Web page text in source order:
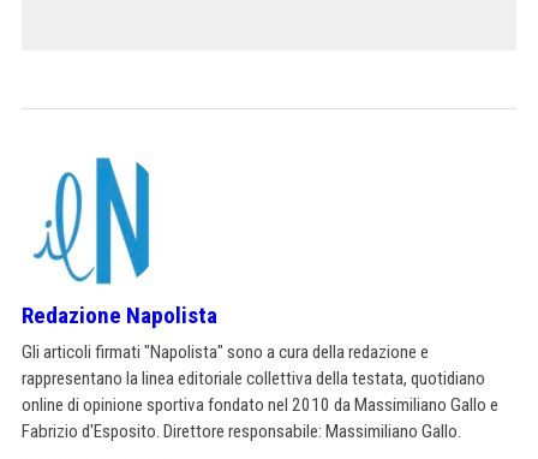
Redazione Napolista
Gli articoli firmati "Napolista" sono a cura della redazione e
rappresentano la linea editoriale collettiva della testata, quotidiano
online di opinione sportiva fondato nel 2010 da Massimiliano Gallo e
Fabrizio d'Esposito. Direttore responsabile: Massimiliano Gallo.